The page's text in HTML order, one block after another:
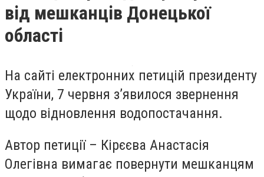
від мешканців Донецької
області
На сайті електронних петицій президенту
України, 7 червня з’явилося звернення
щодо відновлення водопостачання.
Автор петиції – Кірєєва Анастасія
Олегівна вимагає повернути мешканцям